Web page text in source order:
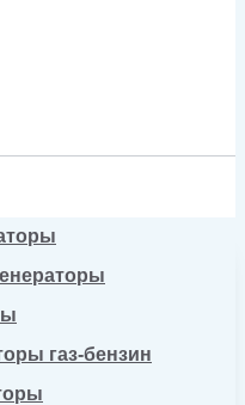
газ-бензин